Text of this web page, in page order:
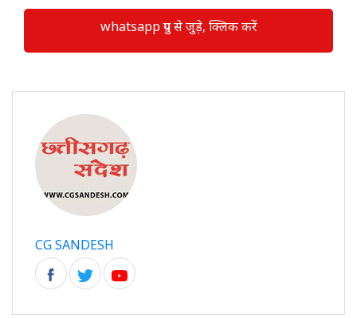
whatsapp ग्रुप से जुड़े, क्लिक करें
CG SANDESH